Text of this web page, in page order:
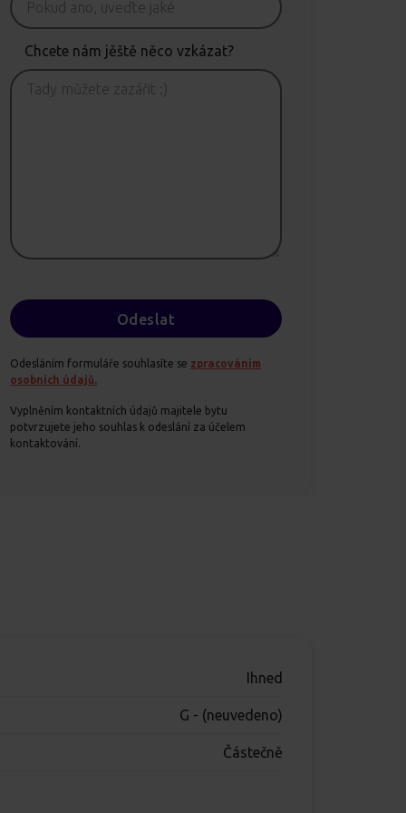
Chcete nám jěště něco vzkázat?
Odesláním formuláře souhlasíte se zpracováním
osobních údajů.
Vyplněním kontaktních údajů majitele bytu
potvrzujete jeho souhlas k odeslání za účelem
kontaktování.
Ihned
G - (neuvedeno)
Částečně